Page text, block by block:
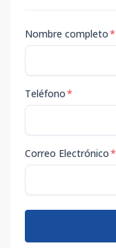
Nombre completo*
Teléfono*
Correo Electrónico*